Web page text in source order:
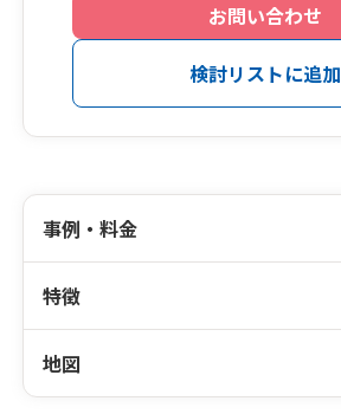
お問い合わせ
検討リストに追加
事例・料金
特徴
地図